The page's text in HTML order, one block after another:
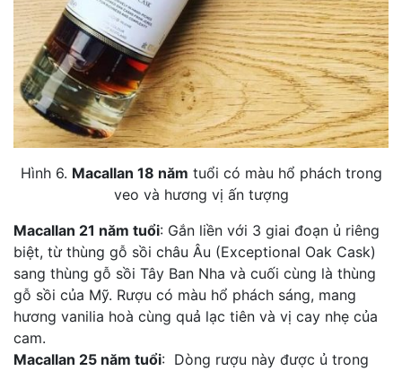
Hình 6. Macallan 18 năm tuổi có màu hổ phách trong
veo và hương vị ấn tượng
Macallan 21 năm tuổi: Gắn liền với 3 giai đoạn ủ riêng
biệt, từ thùng gỗ sồi châu Âu (Exceptional Oak Cask)
sang thùng gỗ sồi Tây Ban Nha và cuối cùng là thùng
gỗ sồi của Mỹ. Rượu có màu hổ phách sáng, mang
hương vanilia hoà cùng quả lạc tiên và vị cay nhẹ của
cam.
Macallan 25 năm tuổi: Dòng rượu này được ủ trong